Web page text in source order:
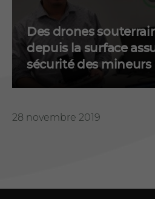
Des drones
depuis la surface
sécurité des mineurs
28 novembre 2019